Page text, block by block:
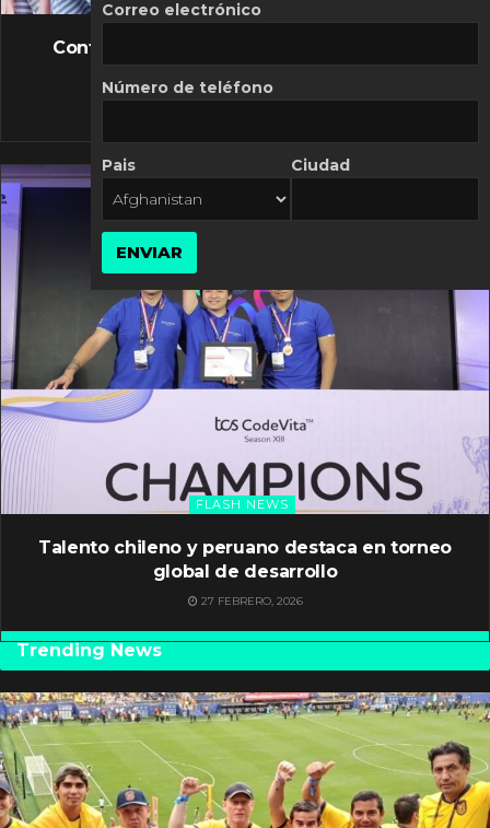
FLASH NEWS
Controversia de Mercado Libre por costos
10 MARZO, 2026
FLASH NEWS
Talento chileno y peruano destaca en torneo
global de desarrollo
27 FEBRERO, 2026
Trending News
Correo electrónico
Número de teléfono
Pais Ciudad
ENVIAR